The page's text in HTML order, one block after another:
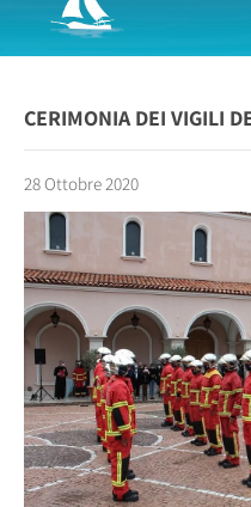
CERIMONIA DEI VIGILI
28 Ottobre 2020